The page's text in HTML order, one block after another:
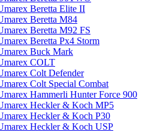
Beretta Elite II
Beretta M84
Beretta M92 FS
Beretta Px4 Storm
Buck Mark
COLT
Colt Defender
Colt Special Combat
Hammerli Hunter Force 900
Heckler & Koch MP5
Heckler & Koch P30
Heckler & Koch USP